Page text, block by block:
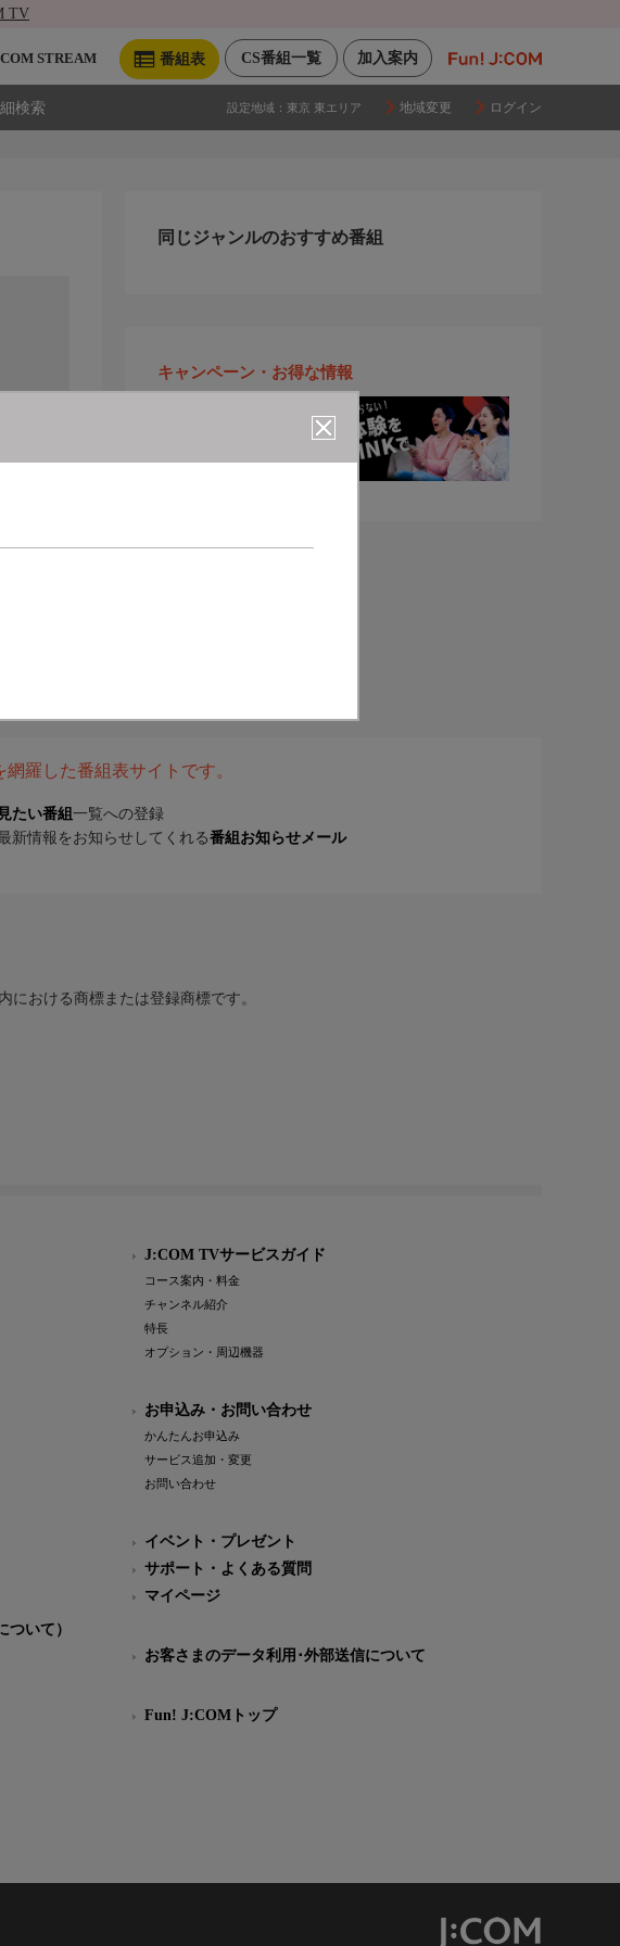
TV
加入案内
CS番組一覧
番組表
STREAM
検索 設定地域： 東京 東エリア 地域変更 ログイン
同じジャンルのおすすめ番組
キャンペーン・お得な情報
羅した番組表サイトです。
見たい番組 一覧への登録
新情報をお知らせしてくれる番組お知らせメール
における商標または登録商標です。
ついて）
J:COM TVサービスガイド
コース案内・料金
チャンネル紹介
特長
オプション・周辺機器
お申込み・お問い合わせ
かんたんお申込み
サービス追加・変更
お問い合わせ
イベント・プレゼント
サポート・よくある質問
マイページ
お客さまのデータ利用･外部送信について
Fun! J:COMトップ